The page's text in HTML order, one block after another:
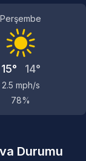
Perşembe
15° 14°
2.5 mph/s
78%
Durumu